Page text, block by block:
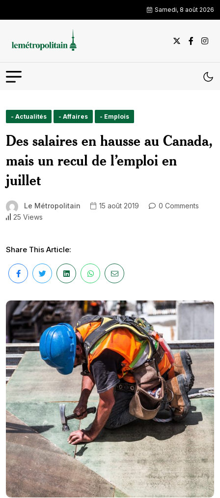
Samedi, 8 août 2026
- Actualités - Affaires - Emplois
Des salaires en hausse au Canada,
mais un recul de l’emploi en
juillet
Le Métropolitain 15 août 2019
0 Comments
25 Views
Share This Article: